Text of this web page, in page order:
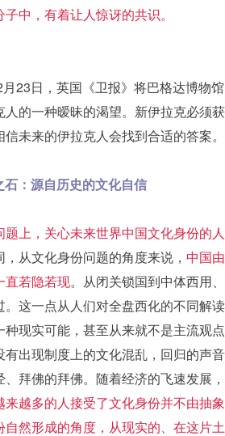
子中，有着让人惊讶的共识。
23日，英国《卫报》将巴格达博物
人的一种暧昧的渴望。新伊拉克必须
未来的伊拉克人会找到合适的答案。
石：源自历史的文化自信
题上，关心未来世界中国文化身份的
，从文化身份问题的角度来说， 中国
直若隐若现。从闭关锁国到中体西用
。这一点从人们对全盘西化的不同解
种现实可能，甚至从来就不是主流观
有出现制度上的文化混乱，回归的声
、拜佛的拜佛。随着经济的飞速发展
来越多的人接受了文化身份并不由抽
自然形成的角度，从现实的、在这片